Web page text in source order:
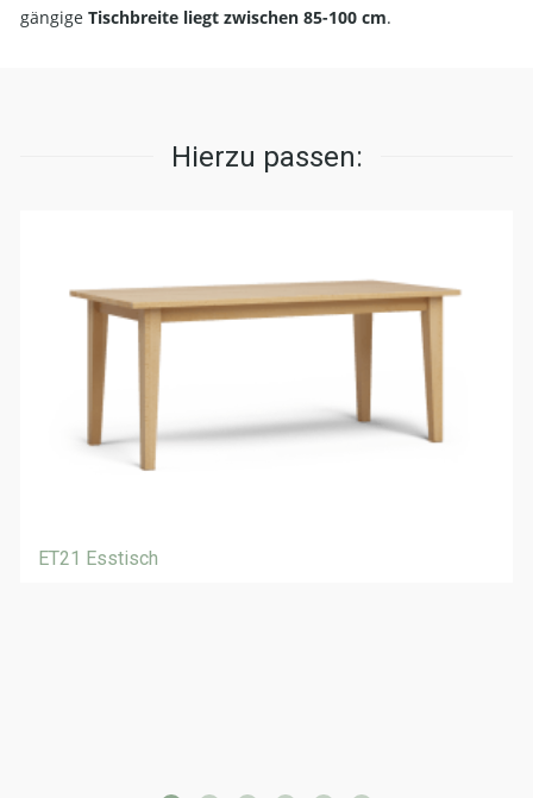
gängige Tischbreite liegt zwischen 85-100 cm.
Hierzu passen:
ET21 Esstisch